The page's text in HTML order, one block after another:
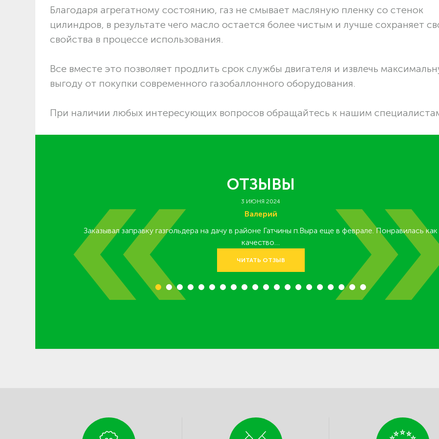
Благодаря агрегатному состоянию, газ не смывает масляную пленку со стенок
цилиндров, в результате чего масло остается более чистым и лучше сохраняет
свойства в процессе использования.
Все вместе это позволяет продлить срок службы двигателя и извлечь
выгоду от покупки современного газобаллонного оборудования.
При наличии любых интересующих вопросов обращайтесь к нашим
ОТЗЫВЫ
3 ИЮНЯ 2024
Валерий
Заказывал заправку газгольдера на дачу в районе Гатчины п.Выра еще в феврале. Понравилась как
качество…
ЧИТАТЬ ОТЗЫВ
1 2 3 4 5 6 7 8 9 10 11 12 13 14 15 16 17 18 19 20